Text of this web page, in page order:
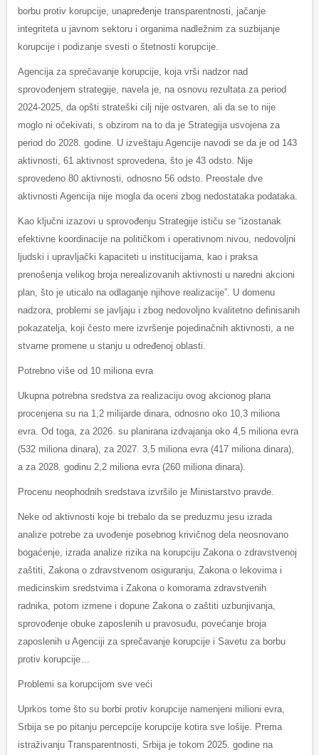
borbu protiv korupcije, unapređenje transparentnosti, jačanje
integriteta u javnom sektoru i organima nadležnim za suzbijanje
korupcije i podizanje svesti o štetnosti korupcije.
Agencija za sprečavanje korupcije, koja vrši nadzor nad
sprovođenjem strategije, navela je, na osnovu rezultata za period
2024-2025, da opšti strateški cilj nije ostvaren, ali da se to nije
moglo ni očekivati, s obzirom na to da je Strategija usvojena za
period do 2028. godine. U izveštaju Agencije navodi se da je od 143
aktivnosti, 61 aktivnost sprovedena, što je 43 odsto. Nije
sprovedeno 80 aktivnosti, odnosno 56 odsto. Preostale dve
aktivnosti Agencija nije mogla da oceni zbog nedostataka podataka.
Kao ključni izazovi u sprovođenju Strategije ističu se “izostanak
efektivne koordinacije na političkom i operativnom nivou, nedovoljni
ljudski i upravljački kapaciteti u institucijama, kao i praksa
prenošenja velikog broja nerealizovanih aktivnosti u naredni akcioni
plan, što je uticalo na odlaganje njihove realizacije”. U domenu
nadzora, problemi se javljaju i zbog nedovoljno kvalitetno definisanih
pokazatelja, koji često mere izvršenje pojedinačnih aktivnosti, a ne
stvarne promene u stanju u određenoj oblasti.
Potrebno više od 10 miliona evra
Ukupna potrebna sredstva za realizaciju ovog akcionog plana
procenjena su na 1,2 milijarde dinara, odnosno oko 10,3 miliona
evra. Od toga, za 2026. su planirana izdvajanja oko 4,5 miliona evra
(532 miliona dinara), za 2027. 3,5 miliona evra (417 miliona dinara),
a za 2028. godinu 2,2 miliona evra (260 miliona dinara).
Procenu neophodnih sredstava izvršilo je Ministarstvo pravde.
Neke od aktivnosti koje bi trebalo da se preduzmu jesu izrada
analize potrebe za uvođenje posebnog krivičnog dela neosnovano
bogaćenje, izrada analize rizika na korupciju Zakona o zdravstvenoj
zaštiti, Zakona o zdravstvenom osiguranju, Zakona o lekovima i
medicinskim sredstvima i Zakona o komorama zdravstvenih
radnika, potom izmene i dopune Zakona o zaštiti uzbunjivanja,
sprovođenje obuke zaposlenih u pravosuđu, povećanje broja
zaposlenih u Agenciji za sprečavanje korupcije i Savetu za borbu
protiv korupcije…
Problemi sa korupcijom sve veći
Uprkos tome što su borbi protiv korupcije namenjeni milioni evra,
Srbija se po pitanju percepcije korupcije kotira sve lošije. Prema
istraživanju Transparentnosti, Srbija je tokom 2025. godine na